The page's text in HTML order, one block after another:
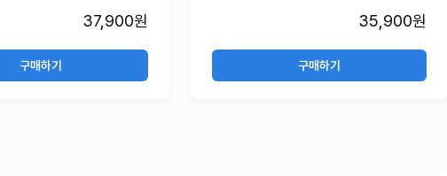
37,900원
구매하기
35,900원
구매하기